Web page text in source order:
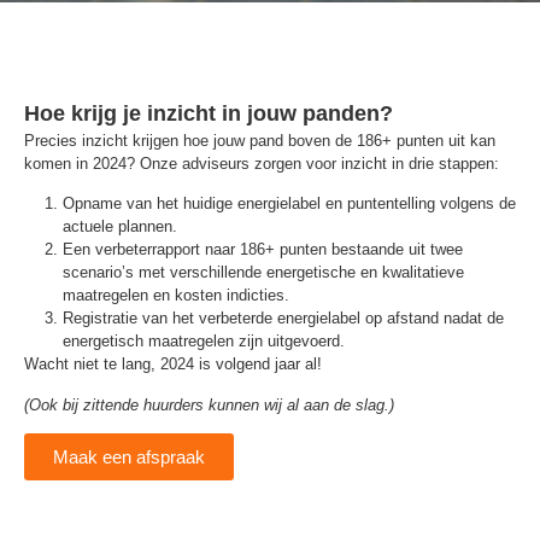
Hoe krijg je inzicht in jouw panden?
Precies inzicht krijgen hoe jouw pand boven de 186+ punten uit kan
komen in 2024? Onze adviseurs zorgen voor inzicht in drie stappen:
Opname van het huidige energielabel en puntentelling volgens de
actuele plannen.
Een verbeterrapport naar 186+ punten bestaande uit twee
scenario’s met verschillende energetische en kwalitatieve
maatregelen en kosten indicties.
Registratie van het verbeterde energielabel op afstand nadat de
energetisch maatregelen zijn uitgevoerd.
Wacht niet te lang, 2024 is volgend jaar al!
(Ook bij zittende huurders kunnen wij al aan de slag.)
Maak een afspraak